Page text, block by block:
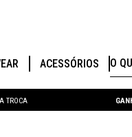
ACESSÓRIOS
O
TROCA